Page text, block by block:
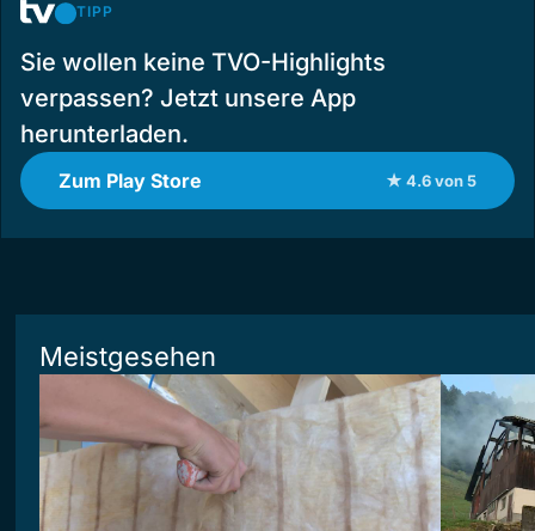
TIPP
Sie wollen keine TVO-Highlights
verpassen? Jetzt unsere App
herunterladen.
Zum Play Store ★ 4.6 von 5
Meistgesehen